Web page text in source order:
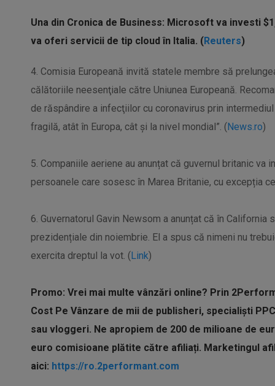
Una din Cronica de Business: Microsoft va investi
va oferi servicii de tip cloud în Italia. (Reuters)
4. Comisia Europeană invită statele membre să
călătoriile neesenţiale către Uniunea Europeană.
de răspândire a infecţiilor cu coronavirus prin
fragilă, atât în Europa, cât şi la nivel mondial”. (News.ro)
5. Companiile aeriene au anunțat că guvernul britanic
persoanele care sosesc în Marea Britanie, cu excepția
6. Guvernatorul Gavin Newsom a anunțat că în
prezidențiale din noiembrie. El a spus că nimeni nu
exercita dreptul la vot. (Link)
Promo: Vrei mai multe vânzări online? Prin
Cost Pe Vânzare de mii de publisheri, specialiști
sau vloggeri. Ne apropiem de 200 de milioane de
euro comisioane plătite către afiliați. Marketingul
aici: https://ro.2performant.com